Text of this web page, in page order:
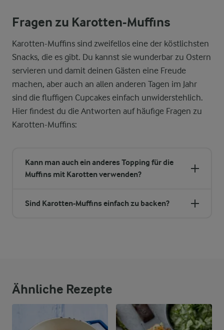
Fragen zu Karotten-Muffins
Karotten-Muffins sind zweifellos eine der köstlichsten
Snacks, die es gibt. Du kannst sie wunderbar zu Ostern
servieren und damit deinen Gästen eine Freude
machen, aber auch an allen anderen Tagen im Jahr
sind die fluffigen Cupcakes einfach unwiderstehlich.
Hier findest du die Antworten auf häufige Fragen zu
Karotten-Muffins:
Kann man auch ein anderes Topping für die
Muffins mit Karotten verwenden?
Sind Karotten-Muffins einfach zu backen?
Ähnliche Rezepte